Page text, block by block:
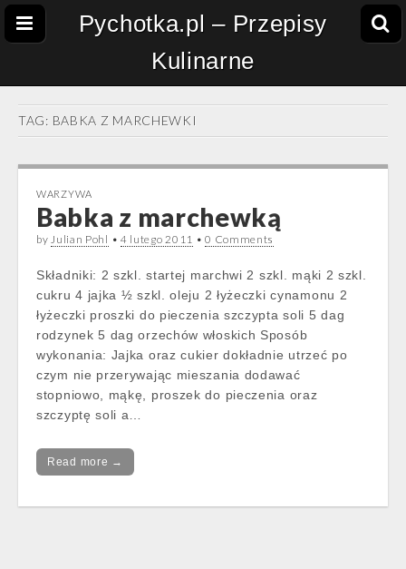
Pychotka.pl – Przepisy
Kulinarne
TAG: BABKA Z MARCHEWKI
WARZYWA
Babka z marchewką
byJulian Pohl • 4 lutego 2011 •0 Comments
Składniki: 2 szkl. startej marchwi 2 szkl. mąki 2 szkl.
cukru 4 jajka ½ szkl. oleju 2 łyżeczki cynamonu 2
łyżeczki proszki do pieczenia szczypta soli 5 dag
rodzynek 5 dag orzechów włoskich Sposób
wykonania: Jajka oraz cukier dokładnie utrzeć po
czym nie przerywając mieszania dodawać
stopniowo, mąkę, proszek do pieczenia oraz
szczyptę soli a…
Read more →